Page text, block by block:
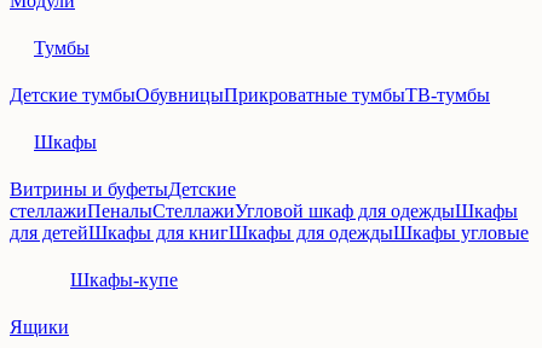
Тумбы
Детские тумбыОбувницыПрикроватные тумбыТВ-тумбы
Шкафы
Витрины и буфетыДетские
стеллажиПеналыСтеллажиУгловой шкаф для одеждыШкафы
для детейШкафы для книгШкафы для одеждыШкафы угловые
Шкафы-купе
Ящики